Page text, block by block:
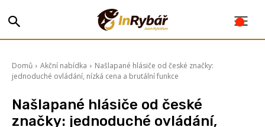
Domů Akční nabídka
Našlapané hlásiče od české značky:
jednoduché ovládání, nízká cena a brutální funkce
Našlapané hlásiče od české
značky: jednoduché ovládání,